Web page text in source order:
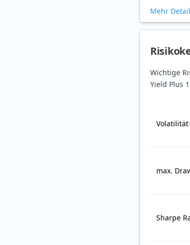
Mehr
Wichtige
Yield Plus
Volatilität
max.
Sharpe